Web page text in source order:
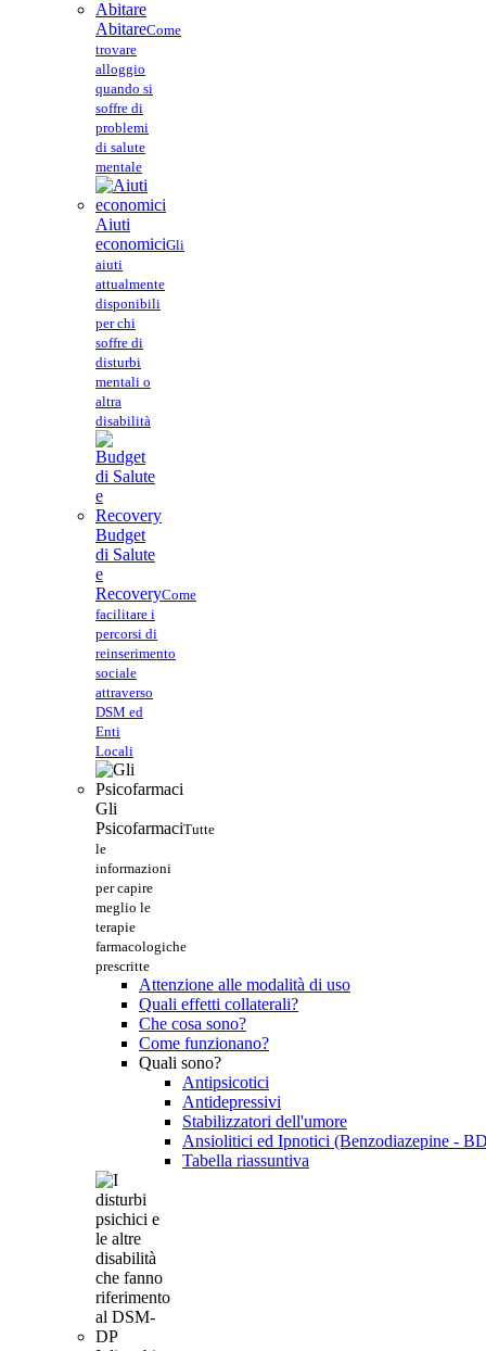
AbitareCome
trovare
alloggio
quando si
soffre di
problemi
di salute
mentale
Aiuti
economiciGli
aiuti
attualmente
disponibili
per chi
soffre di
disturbi
mentali o
altra
disabilità
Budget
di Salute
e
RecoveryCome
facilitare i
percorsi di
reinserimento
sociale
attraverso
DSM ed
Enti
Locali
Gli
PsicofarmaciTutte
le
informazioni
per capire
meglio le
terapie
farmacologiche
prescritte
Attenzione alle modalità di uso
Quali effetti collaterali?
Che cosa sono?
Come funzionano?
Quali sono?
Antipsicotici
Antidepressivi
Stabilizzatori dell'umore
Ansiolitici ed Ipnotici (Benzodiazepine -
Tabella riassuntiva